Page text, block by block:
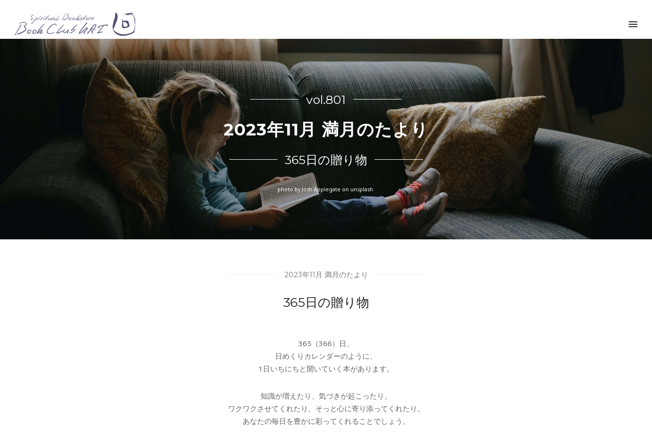
vol.801
2023年11月 満月のたより
365日の贈り物
photo by Josh Applegate on unsplash
2023年11月 満月のたより
365日の贈り物
365（366）日、
日めくりカレンダーのように、
1日いちにちと開いていく本があります。
知識が増えたり、気づきが起こったり、
ワクワクさせてくれたり、そっと心に寄り添ってくれたり。
あなたの毎日を豊かに彩ってくれることでしょう。